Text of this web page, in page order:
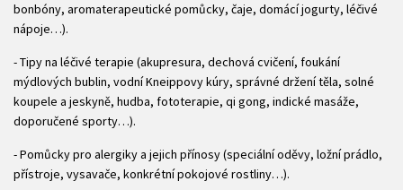
bonbóny, aromaterapeutické pomůcky, čaje, domácí jogurty, léčivé
nápoje…).
- Tipy na léčivé terapie (akupresura, dechová cvičení, foukání
mýdlových bublin, vodní Kneippovy kúry, správné držení těla, solné
koupele a jeskyně, hudba, fototerapie, qi gong, indické masáže,
doporučené sporty…).
- Pomůcky pro alergiky a jejich přínosy (speciální oděvy, ložní prádlo,
přístroje, vysavače, konkrétní pokojové rostliny…).